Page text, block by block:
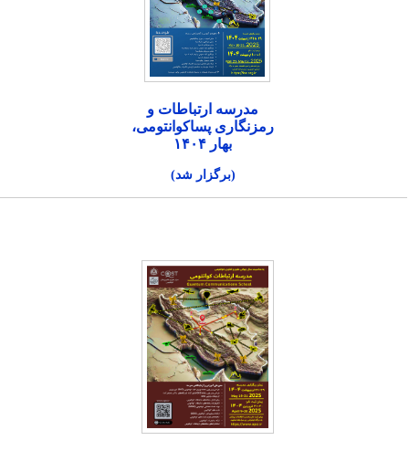
مدرسه ارتباطات و
رمزنگاری پساکوانتومی،
بهار ۱۴۰۴
(برگزار شد)